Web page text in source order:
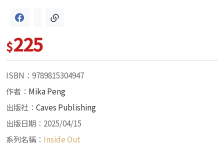
$225
ISBN：9789815304947
作者： Mika Peng
出版社： Caves Publishing
出版日期：2025/04/15
系列名稱： Inside Out